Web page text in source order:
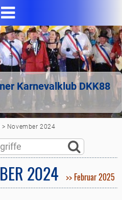
Karnevalklub DKK88
> November 2024
2024 >> Februar 2025